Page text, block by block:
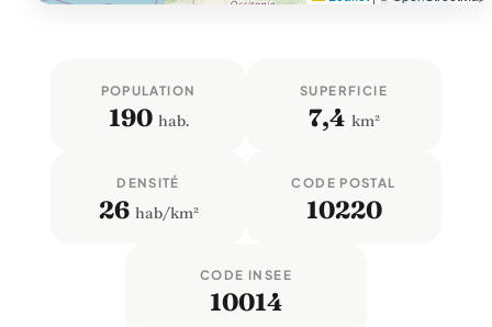
POPULATION
190 hab.
SUPERFICIE
7,4 km²
DENSITÉ
26 hab/km²
CODE POSTAL
10220
CODE INSEE
10014